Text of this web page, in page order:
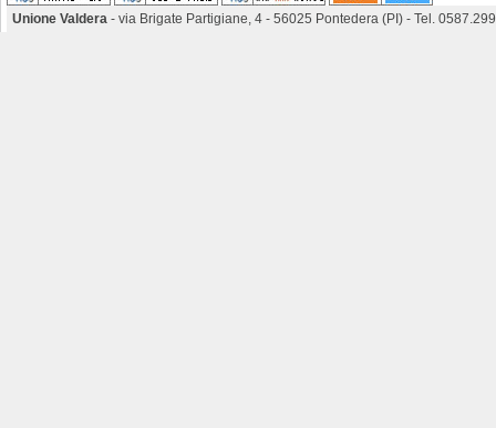
Unione Valdera - via Brigate Partigiane, 4 - 56025 Pontedera (PI) - Tel.